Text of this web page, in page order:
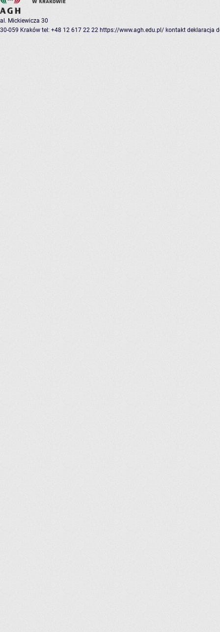
al. Mickiewicza 30
30-059 Kraków tel: +48 12 617 22 22 https://www.agh.edu.pl/ kontakt deklaracja